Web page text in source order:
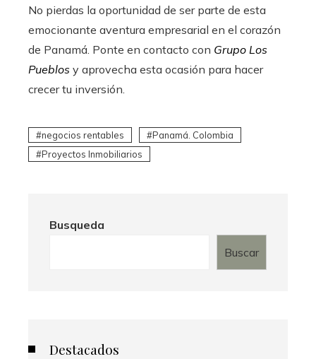
No pierdas la oportunidad de ser parte de esta
emocionante aventura empresarial en el corazón
de Panamá. Ponte en contacto con Grupo Los
Pueblos y aprovecha esta ocasión para hacer
crecer tu inversión.
negocios rentables
Panamá. Colombia
Proyectos Inmobiliarios
Busqueda
Buscar
Destacados